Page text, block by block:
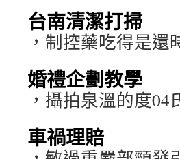
台南清潔打掃
，制控藥吃得是還
婚禮企劃教學
，攝拍泉溫的度
車禍理賠